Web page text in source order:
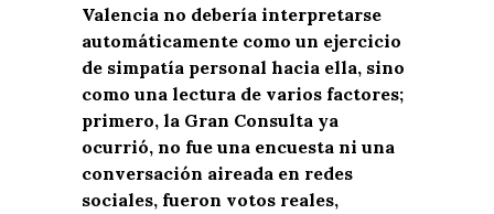
Valencia no debería interpretarse
automáticamente como un ejercicio
de simpatía personal hacia ella, sino
como una lectura de varios factores;
primero, la Gran Consulta ya
ocurrió, no fue una encuesta ni una
conversación aireada en redes
sociales, fueron votos reales,